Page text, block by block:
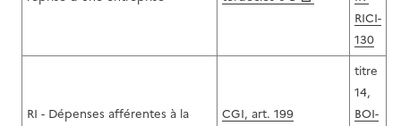
RICI-
130
RI - Dépenses afférentes à la
CGI, art. 199
titre
14,
BOI-